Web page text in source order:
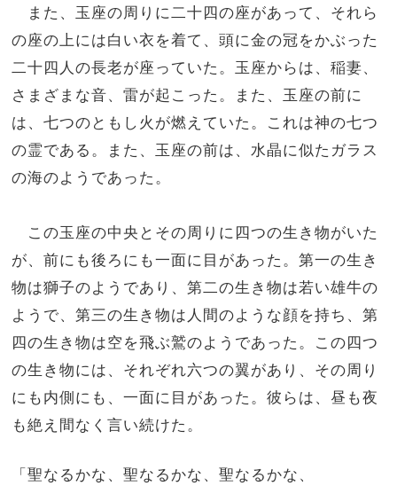
また、玉座の周りに二十四の座があって、それら
の座の上には白い衣を着て、頭に金の冠をかぶった
二十四人の長老が座っていた。玉座からは、稲妻、
さまざまな音、雷が起こった。また、玉座の前に
は、七つのともし火が燃えていた。これは神の七つ
の霊である。また、玉座の前は、水晶に似たガラス
の海のようであった。
この玉座の中央とその周りに四つの生き物がいた
が、前にも後ろにも一面に目があった。第一の生き
物は獅子のようであり、第二の生き物は若い雄牛の
ようで、第三の生き物は人間のような顔を持ち、第
四の生き物は空を飛ぶ鷲のようであった。この四つ
の生き物には、それぞれ六つの翼があり、その周り
にも内側にも、一面に目があった。彼らは、昼も夜
も絶え間なく言い続けた。
「聖なるかな、聖なるかな、聖なるかな、